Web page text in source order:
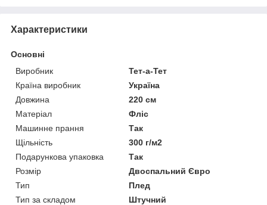
Характеристики
Основні
Виробник
Тет-а-Тет
Країна виробник
Україна
Довжина
220 см
Матеріал
Фліс
Машинне прання
Так
Щільність
300 г/м2
Подарункова упаковка
Так
Розмір
Двоспальний Євро
Тип
Плед
Тип за складом
Штучний